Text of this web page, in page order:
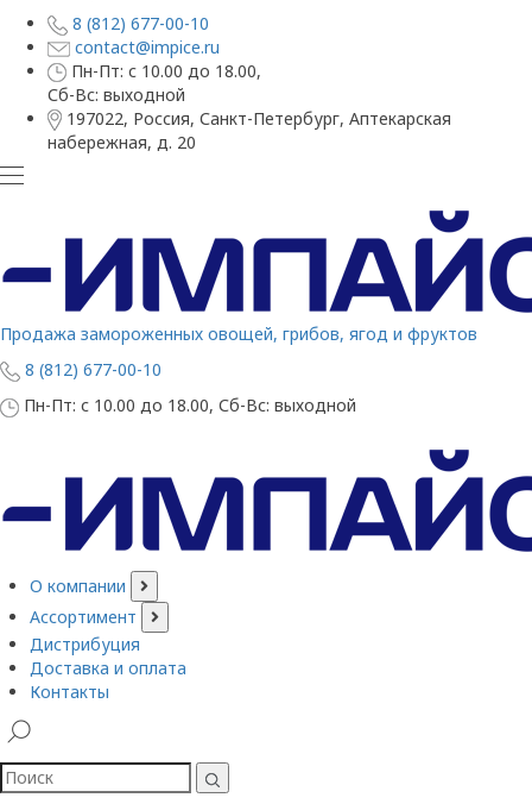
8 (812) 677-00-10
contact@impice.ru
Пн-Пт: с 10.00 до 18.00,
Сб-Вс: выходной
197022, Россия, Санкт-Петербург, Аптекарская
набережная, д. 20
Продажа замороженных овощей, грибов, ягод и фруктов
8 (812) 677-00-10
Пн-Пт: с 10.00 до 18.00, Сб-Вс: выходной
О компании
Ассортимент
Дистрибуция
Доставка и оплата
Контакты